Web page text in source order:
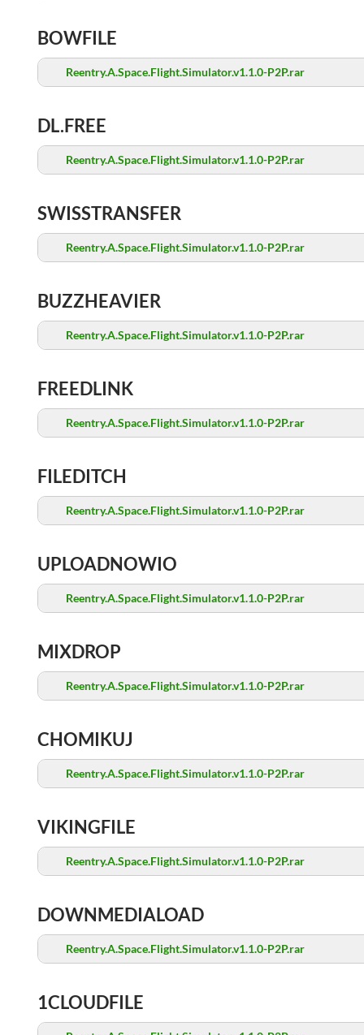
BOWFILE
Reentry.A.Space.Flight.Simulator.v1.1.0-P2P.rar
DL.FREE
Reentry.A.Space.Flight.Simulator.v1.1.0-P2P.rar
SWISSTRANSFER
Reentry.A.Space.Flight.Simulator.v1.1.0-P2P.rar
BUZZHEAVIER
Reentry.A.Space.Flight.Simulator.v1.1.0-P2P.rar
FREEDLINK
Reentry.A.Space.Flight.Simulator.v1.1.0-P2P.rar
FILEDITCH
Reentry.A.Space.Flight.Simulator.v1.1.0-P2P.rar
UPLOADNOWIO
Reentry.A.Space.Flight.Simulator.v1.1.0-P2P.rar
MIXDROP
Reentry.A.Space.Flight.Simulator.v1.1.0-P2P.rar
CHOMIKUJ
Reentry.A.Space.Flight.Simulator.v1.1.0-P2P.rar
VIKINGFILE
Reentry.A.Space.Flight.Simulator.v1.1.0-P2P.rar
DOWNMEDIALOAD
Reentry.A.Space.Flight.Simulator.v1.1.0-P2P.rar
1CLOUDFILE